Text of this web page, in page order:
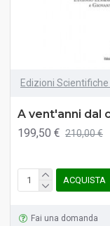
Edizioni
A vent'anni dal
199,50 € 210,00 €
ACQUISTA
Fai una domanda